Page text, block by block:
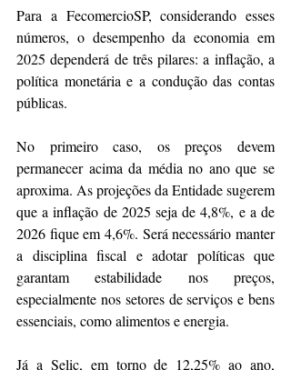
Para a FecomercioSP, considerando esses
números, o desempenho da economia em
2025 dependerá de três pilares: a inflação, a
política monetária e a condução das contas
públicas.
No primeiro caso, os preços devem
permanecer acima da média no ano que se
aproxima. As projeções da Entidade sugerem
que a inflação de 2025 seja de 4,8%, e a de
2026 fique em 4,6%. Será necessário manter
a disciplina fiscal e adotar políticas que
garantam estabilidade nos preços,
especialmente nos setores de serviços e bens
essenciais, como alimentos e energia.
Já a Selic, em torno de 12,25% ao ano,